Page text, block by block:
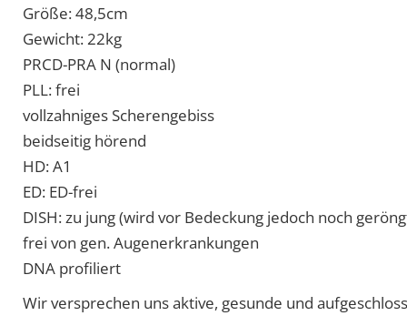
Größe: 48,5cm
Gewicht: 22kg
PRCD-PRA N (normal)
PLL: frei
vollzahniges Scherengebiss
beidseitig hörend
HD: A1
ED: ED-frei
DISH: zu jung (wird vor Bedeckung jedoch noch
frei von gen. Augenerkrankungen
DNA profiliert
Wir versprechen uns aktive, gesunde und